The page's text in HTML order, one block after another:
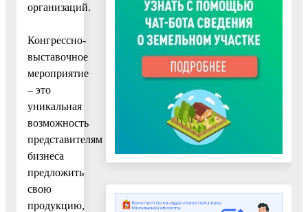
организаций.
Конгрессно-
выставочное
мероприятие
– это
уникальная
возможность
представителям
бизнеса
предложить
свою
продукцию,